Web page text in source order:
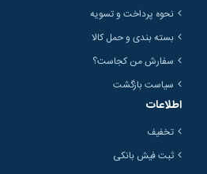
نحوه پرداخت و تسویه
بسته بندی و حمل کالا
سفارش من کجاست؟
سیاست بازگشت
اطلاعات
تخفیف
ثبت فیش بانکی